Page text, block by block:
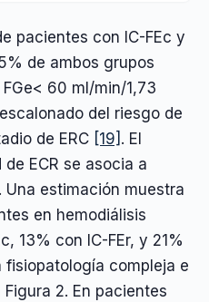
pacientes con IC-FEc y
de ambos grupos
60 ml/min/1,73
del riesgo de
de ERC [19] . El
ECR se asocia a
Una estimación muestra
en hemodiálisis
13% con IC-FEr, y 21%
fisiopatología compleja e
2. En pacientes